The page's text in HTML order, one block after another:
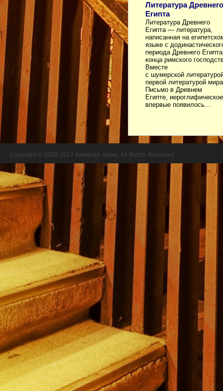
Литература Древнего
Египта
Литература Древнего
Египта — литература,
написанная на
языке с
периода Древнего
конца римского
Вместе
с шумерской
первой литературой
Письмо в Древнем
Египте,
впервые появилось…
Copyright © 2008-2017 Книжная лавка. All Rights Reserved.